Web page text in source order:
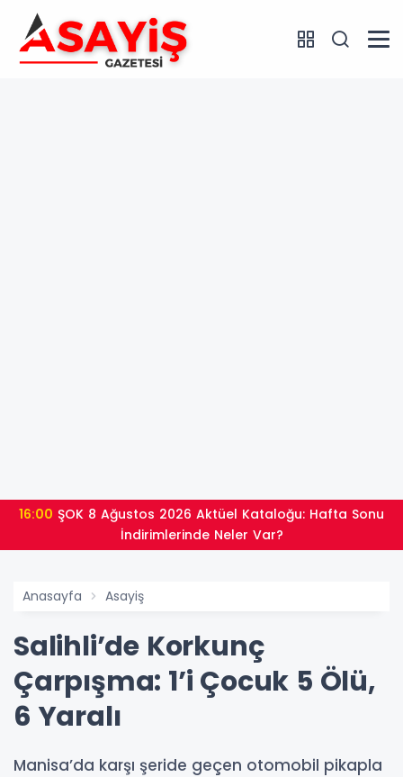
16:00
İndirimlerinde Neler Var?
Anasayfa Asayiş
Salihli’de Korkunç
Çarpışma: 1’i Çocuk 5 Ölü,
6 Yaralı
Manisa’da karşı şeride geçen otomobil pikapla